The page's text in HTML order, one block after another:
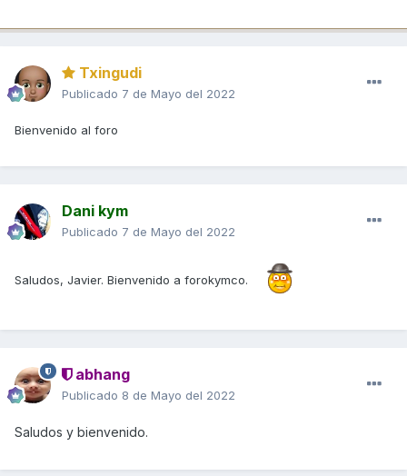
Txingudi
Publicado 7 de Mayo del 2022
Bienvenido al foro
Dani kym
Publicado 7 de Mayo del 2022
Saludos, Javier. Bienvenido a forokymco.
abhang
Publicado 8 de Mayo del 2022
Saludos y bienvenido.